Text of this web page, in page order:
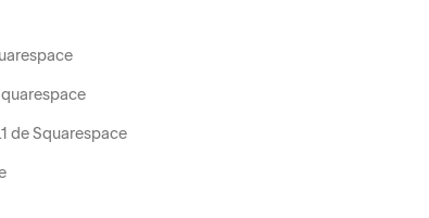
de Squarespace